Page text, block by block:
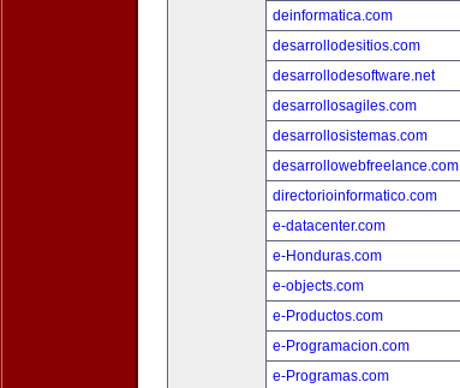
deinformatica.com
desarrollodesitios.com
desarrollodesoftware.net
desarrollosagiles.com
desarrollosistemas.com
desarrollowebfreelance.com
directorioinformatico.com
e-datacenter.com
e-Honduras.com
e-objects.com
e-Productos.com
e-Programacion.com
e-Programas.com